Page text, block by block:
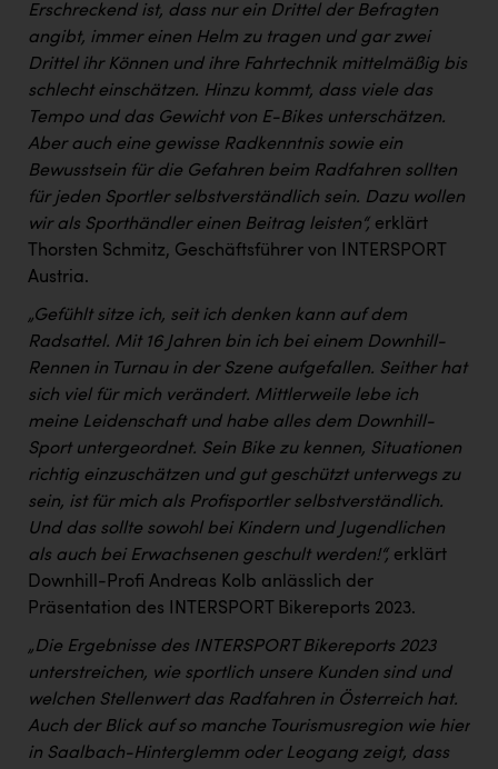
Erschreckend ist, dass nur ein Drittel der Befragten
angibt, immer einen Helm zu tragen und gar zwei
Drittel ihr Können und ihre Fahrtechnik mittelmäßig bis
schlecht einschätzen. Hinzu kommt, dass viele das
Tempo und das Gewicht von E-Bikes unterschätzen.
Aber auch eine gewisse Radkenntnis sowie ein
Bewusstsein für die Gefahren beim Radfahren sollten
für jeden Sportler selbstverständlich sein. Dazu wollen
wir als Sporthändler einen Beitrag leisten“, erklärt
Thorsten Schmitz, Geschäftsführer von INTERSPORT
Austria.
„Gefühlt sitze ich, seit ich denken kann auf dem
Radsattel. Mit 16 Jahren bin ich bei einem Downhill-
Rennen in Turnau in der Szene aufgefallen. Seither hat
sich viel für mich verändert. Mittlerweile lebe ich
meine Leidenschaft und habe alles dem Downhill-
Sport untergeordnet. Sein Bike zu kennen, Situationen
richtig einzuschätzen und gut geschützt unterwegs zu
sein, ist für mich als Profisportler selbstverständlich.
Und das sollte sowohl bei Kindern und Jugendlichen
als auch bei Erwachsenen geschult werden!“, erklärt
Downhill-Profi Andreas Kolb anlässlich der
Präsentation des INTERSPORT Bikereports 2023.
„Die Ergebnisse des INTERSPORT Bikereports 2023
unterstreichen, wie sportlich unsere Kunden sind und
welchen Stellenwert das Radfahren in Österreich hat.
Auch der Blick auf so manche Tourismusregion wie hier
in Saalbach-Hinterglemm oder Leogang zeigt, dass